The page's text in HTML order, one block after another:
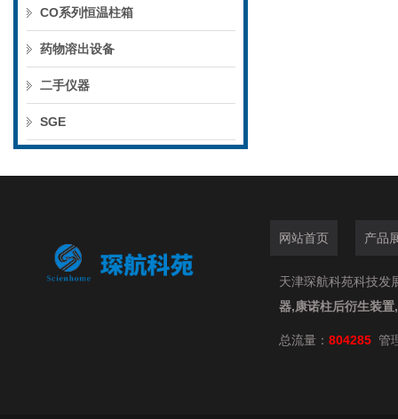
CO系列恒温柱箱
药物溶出设备
二手仪器
SGE
网站首页 产品
天津琛航科苑科技发
器,康诺柱后衍生装
总流量： 804285 管